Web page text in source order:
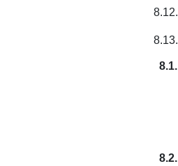
8.12.
8.13.
8.1.
8.2.